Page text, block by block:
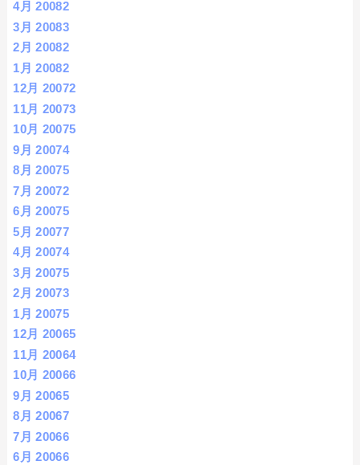
4月 20082
3月 20083
2月 20082
1月 20082
12月 20072
11月 20073
10月 20075
9月 20074
8月 20075
7月 20072
6月 20075
5月 20077
4月 20074
3月 20075
2月 20073
1月 20075
12月 20065
11月 20064
10月 20066
9月 20065
8月 20067
7月 20066
6月 20066